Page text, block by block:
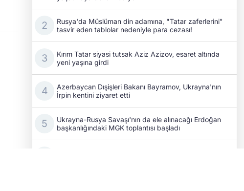
Rusya'da Müslüman din adamına, "Tatar zaferlerini"
tasvir eden tablolar nedeniyle para cezası!
Kırım Tatar siyasi tutsak Aziz Azizov, esaret altında
yeni yaşına girdi
Azerbaycan Dışişleri Bakanı Bayramov, Ukrayna'nın
İrpin kentini ziyaret etti
Ukrayna-Rusya Savaşı'nın da ele alınacağı Erdoğan
başkanlığındaki MGK toplantısı başladı